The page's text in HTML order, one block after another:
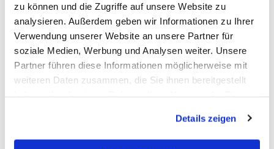
zu können und die Zugriffe auf unsere Website zu
analysieren. Außerdem geben wir Informationen zu Ihrer
Verwendung unserer Website an unsere Partner für
soziale Medien, Werbung und Analysen weiter. Unsere
Partner führen diese Informationen möglicherweise mit
weiteren Daten zusammen, die Sie ihnen bereitgestellt
Cookies, wenn Sie unsere Webseite weiterhin nutzen.
Details zeigen
Zahnarzt Dr. Thomas Schoor
Bad Ems